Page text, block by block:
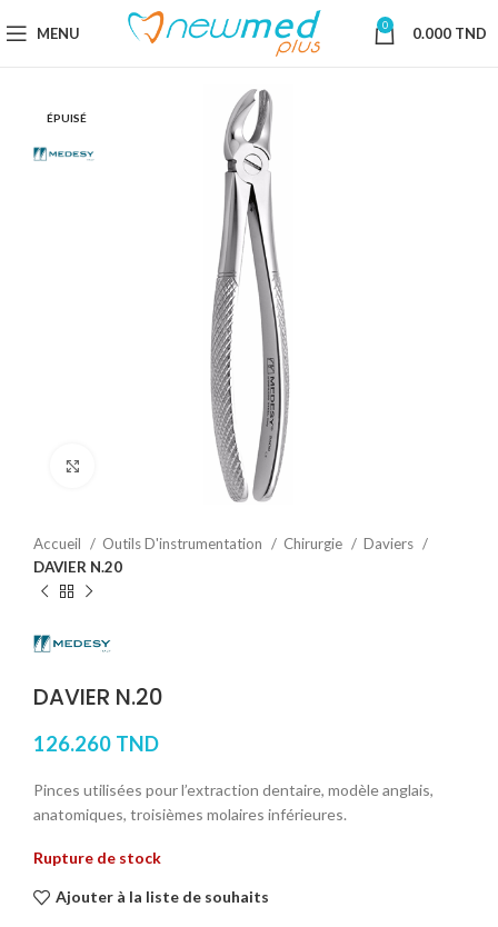
MENU 0 0.000 TND
ÉPUISÉ
Cliquez pour agrandir
Accueil Outils D'instrumentation Chirurgie
Daviers
DAVIER N.20
DAVIER N.20
126.260 TND
Pinces utilisées pour l’extraction dentaire, modèle anglais,
anatomiques, troisièmes molaires inférieures.
Rupture de stock
Ajouter à la liste de souhaits